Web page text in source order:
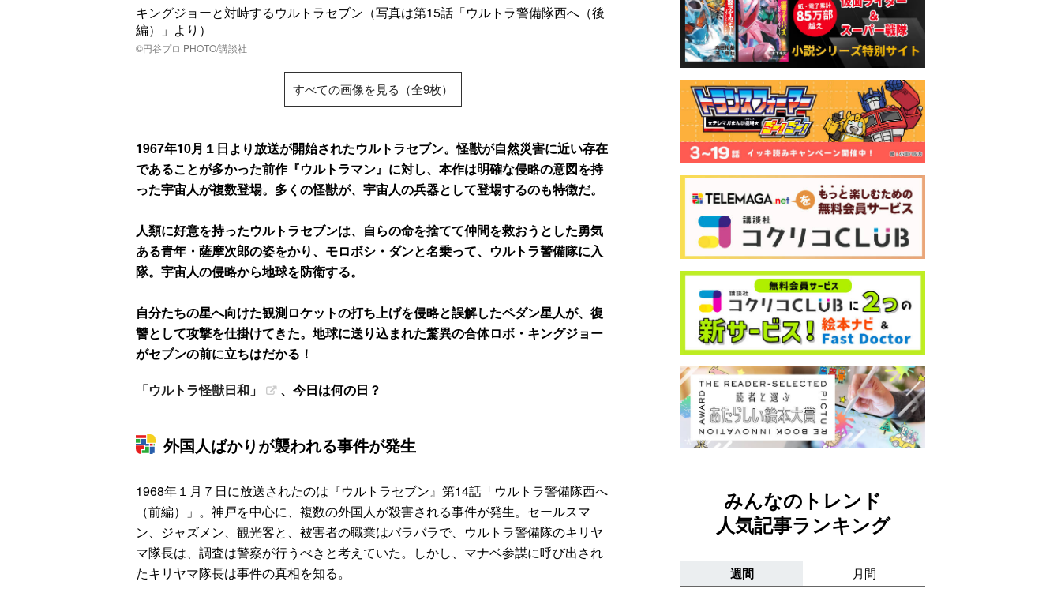
キングジョーと対峙するウルトラセブン（写真は第15話「ウルトラ警備隊西へ（後
編）」より）
©️円谷プロ PHOTO/講談社
すべての画像を見る（全9枚）
1967年10月１日より放送が開始されたウルトラセブン。怪獣が自然災害に近い存在
であることが多かった前作『ウルトラマン』に対し、本作は明確な侵略の意図を持
った宇宙人が複数登場。多くの怪獣が、宇宙人の兵器として登場するのも特徴だ。
人類に好意を持ったウルトラセブンは、自らの命を捨てて仲間を救おうとした勇気
ある青年・薩摩次郎の姿をかり、モロボシ・ダンと名乗って、ウルトラ警備隊に入
隊。宇宙人の侵略から地球を防衛する。
自分たちの星へ向けた観測ロケットの打ち上げを侵略と誤解したペダン星人が、復
讐として攻撃を仕掛けてきた。地球に送り込まれた驚異の合体ロボ・キングジョー
がセブンの前に立ちはだかる！
「ウルトラ怪獣日和」
、今日は何の日？
外国人ばかりが襲われる事件が発生
1968年１月７日に放送されたのは『ウルトラセブン』第14話「ウルトラ警備隊西へ
（前編）」。神戸を中心に、複数の外国人が殺害される事件が発生。セールスマ
ン、ジャズメン、観光客と、被害者の職業はバラバラで、ウルトラ警備隊のキリヤ
マ隊長は、調査は警察が行うべきと考えていた。しかし、マナベ参謀に呼び出され
たキリヤマ隊長は事件の真相を知る。
みんなのトレンド
人気記事ランキング
週間 月間